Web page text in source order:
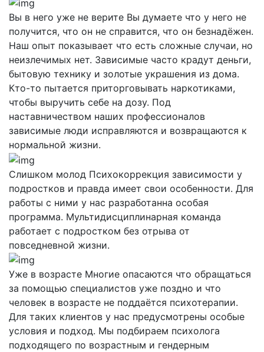
Вы в него уже не верите Вы думаете что у него не
получится, что он не справится, что он безнадёжен.
Наш опыт показывает что есть сложные случаи, но
неизлечимых нет. Зависимые часто крадут деньги,
бытовую технику и золотые украшения из дома.
Кто-то пытается приторговывать наркотиками,
чтобы выручить себе на дозу. Под
наставничеством наших профессионалов
зависимые люди исправляются и возвращаются к
нормальной жизни.
Слишком молод Психокоррекция зависимости у
подростков и правда имеет свои особенности. Для
работы с ними у нас разработанна особая
программа. Мультидисциплинарная команда
работает с подростком без отрыва от
повседневной жизни.
Уже в возрасте Многие опасаются что обращаться
за помощью специалистов уже поздно и что
человек в возрасте не поддаётся психотерапии.
Для таких клиентов у нас предусмотрены особые
условия и подход. Мы подбираем психолога
подходящего по возрастным и гендерным